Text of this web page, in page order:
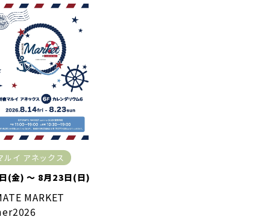
ルイ アネックス
(金) ～ 8月23日(日)
MARKET